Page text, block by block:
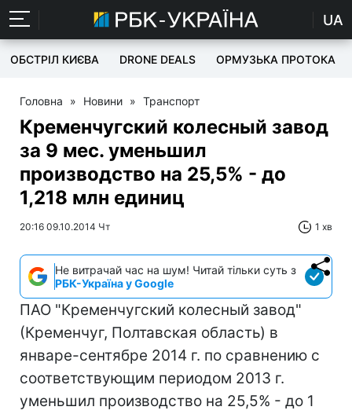
UA
ОБСТРІЛ КИЄВА DRONE DEALS ОРМУЗЬКА ПРОТОКА
Головна » Новини » Транспорт
Кременчугский колесный завод
за 9 мес. уменьшил
производство на 25,5% - до
1,218 млн единиц
20:16 09.10.2014 Чт 1 хв
Не витрачай час на шум! Читай тільки суть з
РБК-Україна у Google
ПАО "Кременчугский колесный завод"
(Кременчуг, Полтавская область) в
январе-сентябре 2014 г. по сравнению с
соответствующим периодом 2013 г.
уменьшил производство на 25,5% - до 1